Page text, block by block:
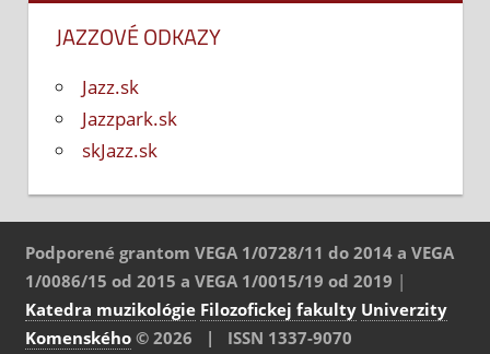
JAZZOVÉ ODKAZY
Jazz.sk
Jazzpark.sk
skJazz.sk
Podporené grantom VEGA 1/0728/11 do 2014 a VEGA
1/0086/15 od 2015 a VEGA 1/0015/19 od 2019 |
Katedra muzikológie Filozofickej fakulty Univerzity
Komenského© 2026 | ISSN 1337-9070